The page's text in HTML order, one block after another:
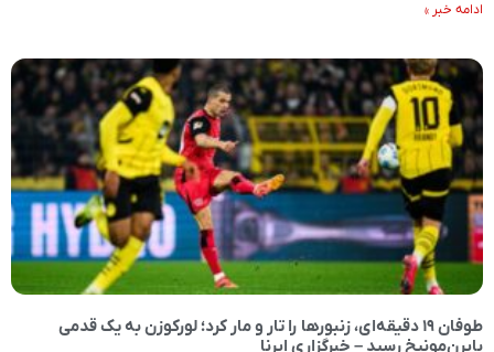
ادامه خبر »
طوفان ۱۹ دقیقه‌ای، زنبورها را تار و مار کرد؛ لورکوزن به یک قدمی
بایرن‌مونیخ رسید – خبرگزاری ایرنا